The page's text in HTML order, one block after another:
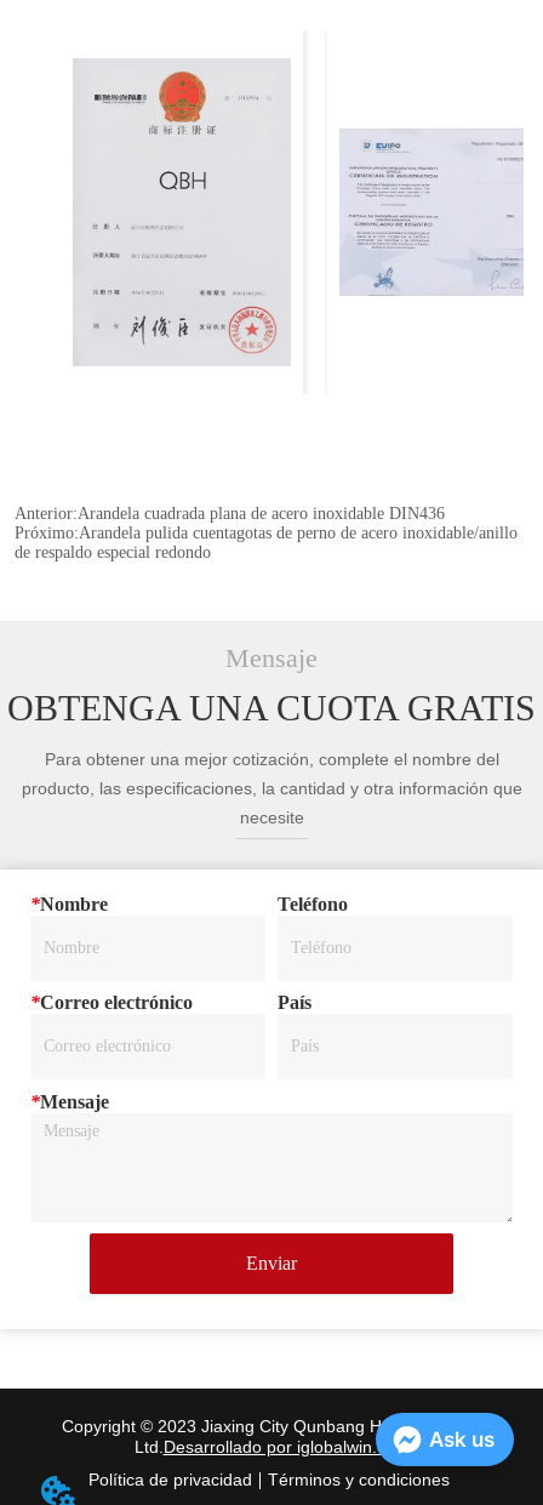
Anterior:Arandela cuadrada plana de acero inoxidable DIN436
Próximo:Arandela pulida cuentagotas de perno de acero inoxidable/anillo
de respaldo especial redondo
Mensaje
OBTENGA UNA CUOTA GRATIS
Para obtener una mejor cotización, complete el nombre del
producto, las especificaciones, la cantidad y otra información que
necesite
*Nombre Teléfono
*Correo electrónico País
*Mensaje
Enviar
Copyright © 2023 Jiaxing City Qunbang Hardware Co.,
Ltd. Desarrollado por iglobalwin.com
Política de privacidad
Términos y condiciones
Ask us